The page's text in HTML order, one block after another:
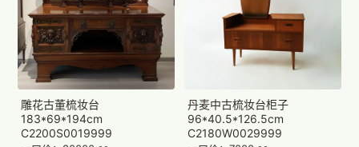
雕花古董梳妆台
183*69*194cm
C2200S0019999
丹麦中古梳妆台柜子
96*40.5*126.5cm
C2180W0029999